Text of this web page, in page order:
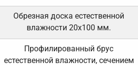
Обрезная доска естественной
влажности 20х100 мм.
Профилированный брус
естественной влажности, сечением